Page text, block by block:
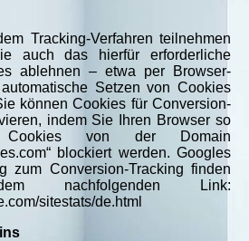
Tracking-Verfahren teilnehmen
auch das hierfür erforderliche
ablehnen – etwa per Browser-
Setzen von Cookies
können Cookies für Conversion-
indem Sie Ihren Browser so
Cookies von der Domain
blockiert werden. Googles
zum Conversion-Tracking finden
nachfolgenden Link:
sitestats/de.html